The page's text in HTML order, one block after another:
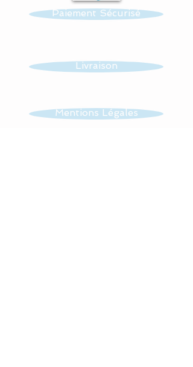
lacouturebytitia@yahoo.fr
#madeinfrance#cadeaude
handmade#homemade#ca
Paiement Sécurisé
Livraison
Mentions Légales